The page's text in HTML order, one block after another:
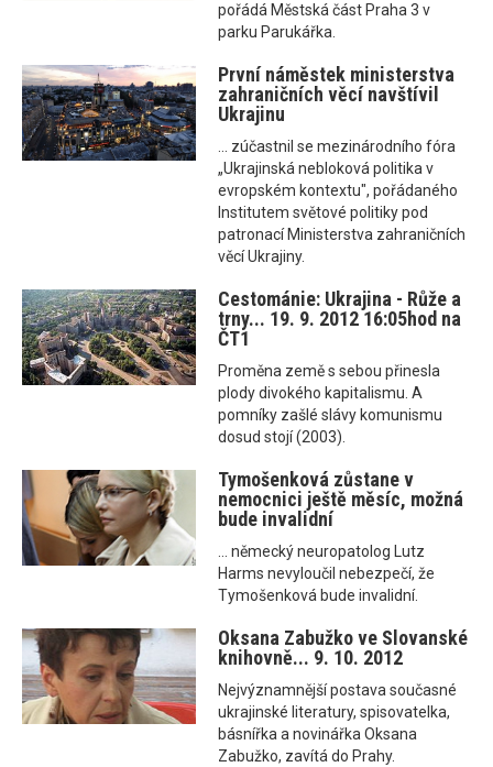
pořádá Městská část Praha 3 v
parku Parukářka.
První náměstek ministerstva
zahraničních věcí navštívil
Ukrajinu
... zúčastnil se mezinárodního fóra
„Ukrajinská nebloková politika v
evropském kontextu", pořádaného
Institutem světové politiky pod
patronací Ministerstva zahraničních
věcí Ukrajiny.
Cestománie: Ukrajina - Růže a
trny... 19. 9. 2012 16:05hod na
ČT1
Proměna země s sebou přinesla
plody divokého kapitalismu. A
pomníky zašlé slávy komunismu
dosud stojí (2003).
Tymošenková zůstane v
nemocnici ještě měsíc, možná
bude invalidní
... německý neuropatolog Lutz
Harms nevyloučil nebezpečí, že
Tymošenková bude invalidní.
Oksana Zabužko ve Slovanské
knihovně... 9. 10. 2012
Nejvýznamnější postava současné
ukrajinské literatury, spisovatelka,
básnířka a novinářka Oksana
Zabužko, zavítá do Prahy.